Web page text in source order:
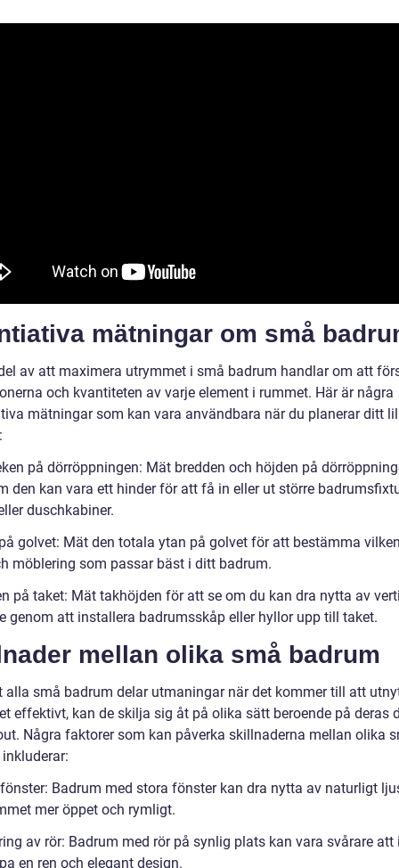
mätningar om små
av att maximera utrymmet i små badrum handlar om att
och kvantiteten av varje element i rummet. Här är några
mätningar som kan vara användbara när du planerar ditt
på dörröppningen: Mät bredden och höjden på
den kan vara ett hinder för att få in eller ut större
duschkabiner.
golvet: Mät den totala ytan på golvet för att bestämma
möblering som passar bäst i ditt badrum.
på taket: Mät takhöjden för att se om du kan dra nytta av
genom att installera badrumsskåp eller hyllor upp till taket.
mellan olika små badrum
alla små badrum delar utmaningar när det kommer till att
effektivt, kan de skilja sig åt på olika sätt beroende på deras
Några faktorer som kan påverka skillnaderna mellan olika
Badrum med stora fönster kan dra nytta av naturligt
mer öppet och rymligt.
av rör: Badrum med rör på synlig plats kan vara svårare att
en ren och elegant design.